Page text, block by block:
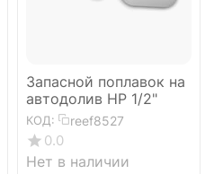
Запасной поплавок на
автодолив НР 1/2"
КОД: reef8527
0.0
Нет в наличии